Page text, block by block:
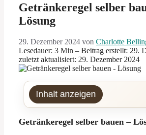
Getränkeregel selber
Lösung
29. Dezember 2024 von Charlotte
Lesedauer: 3 Min – Beitrag erstellt: 29.
zuletzt aktualisiert: 29. Dezember 2024
Inhalt anzeigen
Getränkeregel selber bauen –